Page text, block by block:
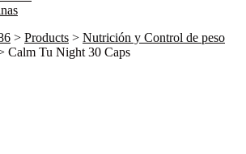
> Products > Nutrición y Control de peso
Calm Tu Night 30 Caps